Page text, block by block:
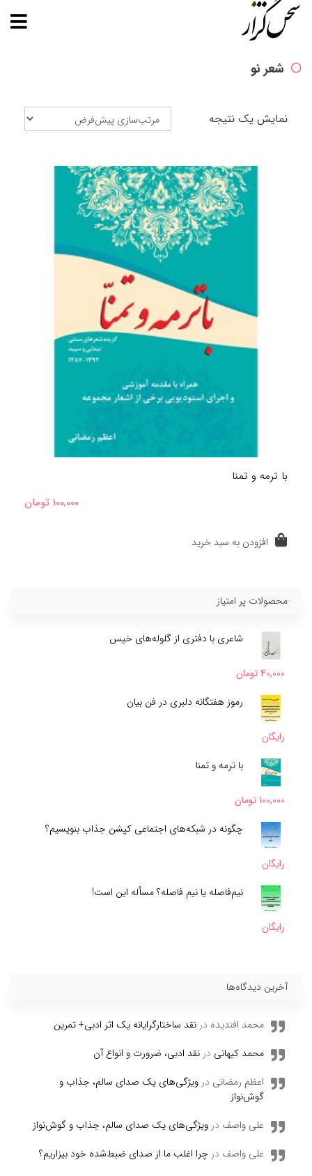
شعر نو
نمایش یک نتیجه
با ترمه و تمنا
100,000 تومان
افزودن به سبد خرید
محصولات پر امتیاز
شاعری با دفتری از گلوله‌های خیس
40,000تومان
رموز هفتگانه دلبری در فن بیان
رایگان
با ترمه و تمنا
100,000تومان
چگونه در شبکه‌های اجتماعی کپشن جذاب بنویسیم؟
رایگان
نیم‌فاصله یا نیم فاصله؟ مسأله این است!
رایگان
آخرین دیدگاه‌ها
محمد افندیده در نقد ساختارگرایانه یک اثر ادبی+ تمرین
محمد کیهانی در نقد ادبی، ضرورت و انواع آن
اعظم رمضانی در ویژگی‌های یک صدای سالم، جذاب و
گوش‌نواز
علی واصف در ویژگی‌های یک صدای سالم، جذاب و گوش‌نواز
علی واصف در چرا اغلب ما از صدای ضبط‌شده خود بیزاریم؟